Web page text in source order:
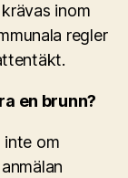
inom
regler
en brunn?
inte om